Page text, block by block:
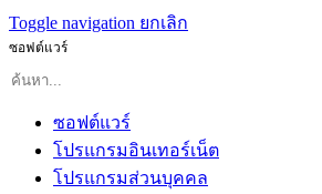
Toggle navigation ยกเลิก
ซอฟต์แวร์
ซอฟต์แวร์
โปรแกรมอินเทอร์เน็ต
โปรแกรมส่วนบุคคล